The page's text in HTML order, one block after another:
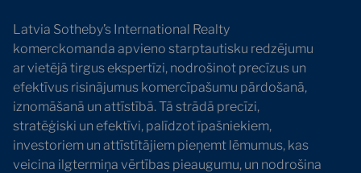
Latvia Sotheby’s International Realty
komerckomanda apvieno starptautisku redzējumu
ar vietējā tirgus ekspertīzi, nodrošinot precīzus un
efektīvus risinājumus komercīpašumu pārdošanā,
iznomāšanā un attīstībā. Tā strādā precīzi,
stratēģiski un efektīvi, palīdzot īpašniekiem,
investoriem un attīstītājiem pieņemt lēmumus, kas
veicina ilgtermiņa vērtības pieaugumu, un nodrošina